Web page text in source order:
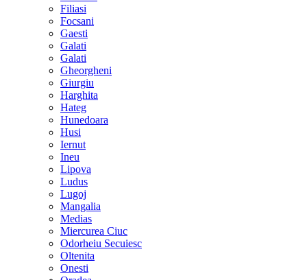
Filiasi
Focsani
Gaesti
Galati
Galati
Gheorgheni
Giurgiu
Harghita
Hateg
Hunedoara
Husi
Iernut
Ineu
Lipova
Ludus
Lugoj
Mangalia
Medias
Miercurea Ciuc
Odorheiu Secuiesc
Oltenita
Onesti